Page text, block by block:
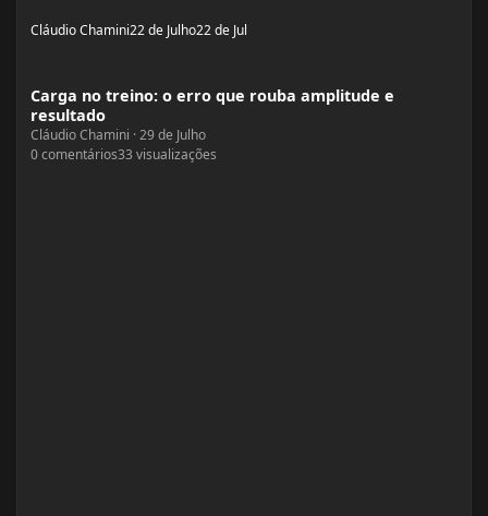
Cláudio Chamini22 de Julho22 de Jul
Carga no treino: o erro que rouba amplitude e
resultado
Cláudio Chamini ·29 de Julho
0comentários33 visualizações